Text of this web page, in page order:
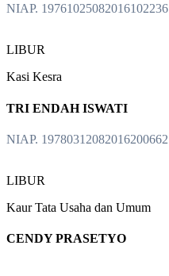
NIAP. 19761025082016102236
LIBUR
Kasi Kesra
TRI ENDAH ISWATI
NIAP. 19780312082016200662
LIBUR
Kaur Tata Usaha dan Umum
CENDY PRASETYO